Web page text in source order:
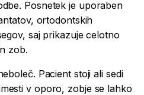
Posnetek je uporaben
ortodontskih
saj prikazuje celotno
zob.
Pacient stoji ali sedi
v oporo, zobje se lahko